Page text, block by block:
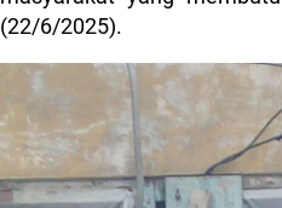
(22/6/2025).